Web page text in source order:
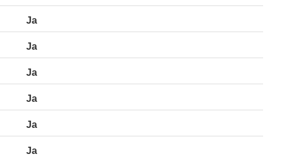
Ja
Ja
Ja
Ja
Ja
Ja